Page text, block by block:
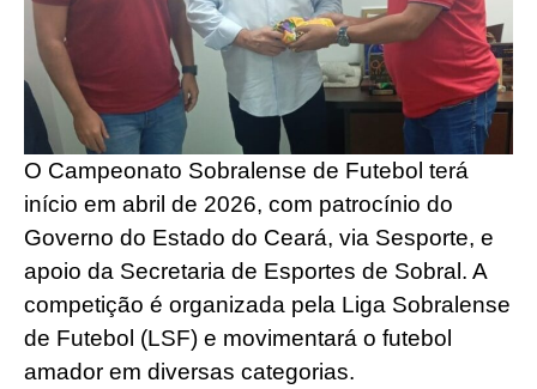
O Campeonato Sobralense de Futebol terá
início em abril de 2026, com patrocínio do
Governo do Estado do Ceará, via Sesporte, e
apoio da Secretaria de Esportes de Sobral. A
competição é organizada pela Liga Sobralense
de Futebol (LSF) e movimentará o futebol
amador em diversas categorias.